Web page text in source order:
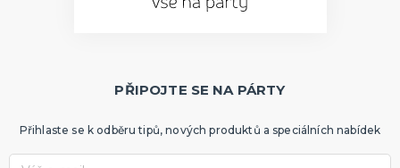
PŘIPOJTE SE NA PÁRTY
Přihlaste se k odběru tipů, nových produktů a speciálních nabídek